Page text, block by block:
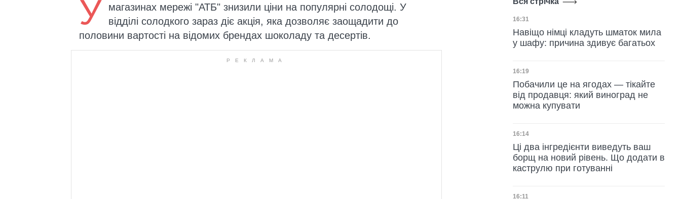
У
магазинах мережі "АТБ" знизили ціни на популярні солодощі. У
відділі солодкого зараз діє акція, яка дозволяє заощадити до
половини вартості на відомих брендах шоколаду та десертів.
Дата публікації
16:31
Навіщо німці кладуть шматок мила
у шафу: причина здивує багатьох
Дата публікації
16:19
Побачили це на ягодах — тікайте
від продавця: який виноград не
можна купувати
Дата публікації
16:14
Ці два інгредієнти виведуть ваш
борщ на новий рівень. Що додати в
каструлю при готуванні
Дата публікації
16:11